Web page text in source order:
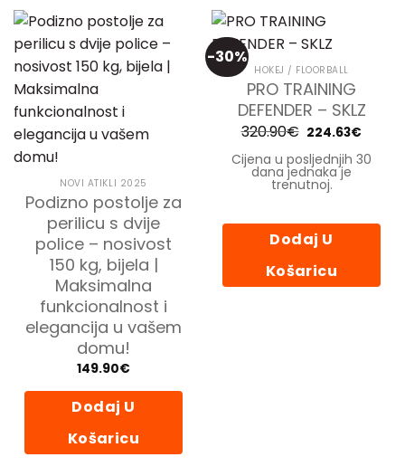
NOVI ATIKLI 2025
Podizno postolje za
perilicu s dvije
police – nosivost
150 kg, bijela |
Maksimalna
funkcionalnost i
elegancija u vašem
domu!
149.90€
Dodaj U
Košaricu
-30%
HOKEJ / FLOORBALL
PRO TRAINING
DEFENDER – SKLZ
320.90€ Izvorna
cijena
bila
je:
320.90€.
224.63€
je:
Cijena u posljednjih 30
dana jednaka je
trenutnoj.
Dodaj U
Košaricu